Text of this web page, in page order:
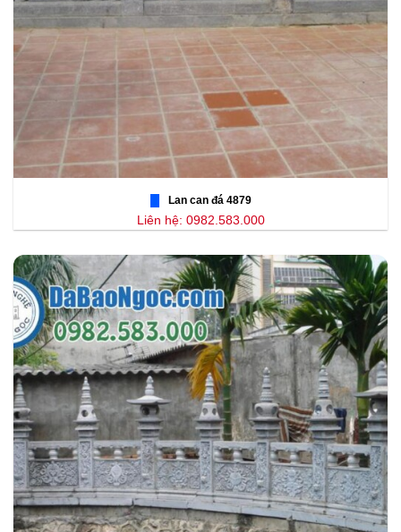
Lan can đá 4879
Liên hệ: 0982.583.000